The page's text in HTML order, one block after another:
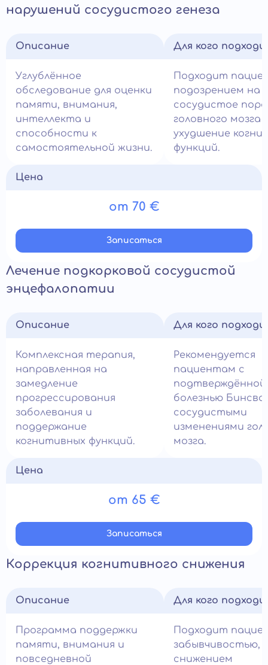
нарушений сосудистого генеза
Описание
Углублённое
обследование для оценки
памяти, внимания,
интеллекта и
способности к
самостоятельной жизни.
Для кого
Подходит
подозрением на
сосудистое
головного мозга
ухудшение
функций.
Цена
от 70 €
Записатьcя
Лечение подкорковой сосудистой
энцефалопатии
Описание
Комплексная терапия,
направленная на
замедление
прогрессирования
заболевания и
поддержание
когнитивных функций.
Для кого
Рекомендуется
пациентам с
подтверждённой
болезнью
сосудистыми
изменениями
мозга.
Цена
от 65 €
Записатьcя
Коррекция когнитивного снижения
Описание
Программа поддержки
памяти, внимания и
повседневной
Для кого
Подходит
забывчивостью,
снижением